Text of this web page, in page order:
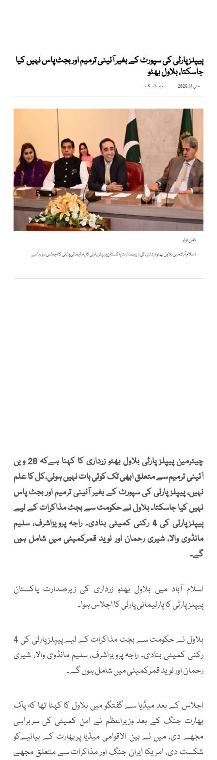
پیپلز پارٹی کی سپورٹ کے بغیر آئینی ترمیم اور بجٹ پاس نہیں کیا
جاسکتا، بلاول بھٹو
مئی 14, 2026 ویب ڈیسک
فائل فوٹو
اسلام آباد میں بلاول بھٹو زرداری کی زیرصدارت پاکستان پیپلزپارٹی کا پارلیمانی پارٹی کا اجلاس ہو رہا ہے
چیئرمین پیپلز پارٹی بلاول بھٹو زرداری کا کہنا ہےکہ 28 ویں
آئینی ترمیم سے متعلق ابھی تک کوئی بات نہیں ہوئی،کل کا علم
نہیں، پیپلز پارٹی کی سپورٹ کے بغیر آئینی ترمیم اور بجٹ پاس
نہیں کیا جاسکتا۔ بلاول نے حکومت سے بجٹ مذاکرات کے لیے
پیپلزپارٹی کی 4 رکنی کمیٹی بنادی۔ راجہ پرویزاشرف، سلیم
مانڈوی والا، شیری رحمان اور نوید قمرکمیٹی میں شامل ہوں
گے۔
اسلام آباد میں بلاول بھٹو زرداری کی زیرصدارت پاکستان
پیپلزپارٹی کا پارلیمانی پارٹی کا اجلاس ہوا۔
بلاول نے حکومت سے بجٹ مذاکرات کے لیے پیپلزپارٹی کی 4
رکنی کمیٹی بنادی۔ راجہ پرویزاشرف، سلیم مانڈوی والا، شیری
رحمان اور نوید قمرکمیٹی میں شامل ہوں گے۔
اجلاس کے بعد میڈیا سے گفتگو میں بلاول کا کہنا تھا کہ پاک
بھارت جنگ کے بعد وزیراعظم نے امن کمیٹی کی سربراہی
مجھے دی، میں نے بین الاقوامی میڈیا پربھارت کے بیانیےکو
شکست دی، امریکا ایران جنگ اور مذاکرات سے متعلق مجھے